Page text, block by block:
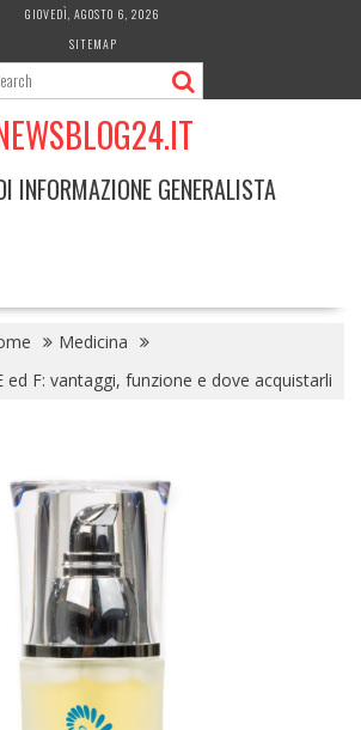
GIOVEDÌ, AGOSTO 6, 2026
SITEMAP
INFORMAZIONE GENERALISTA
Medicina
ed F: vantaggi, funzione e dove acquistarli